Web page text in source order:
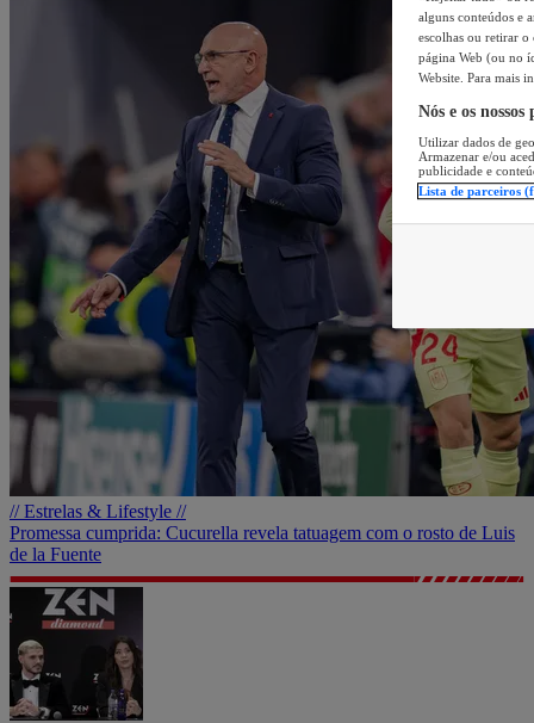
// Estrelas & Lifestyle //
Promessa cumprida: Cucurella revela tatuagem com o rosto de Luis
de la Fuente
alguns conteúdos e
escolhas ou retirar
página Web (ou no
Website. Para mais
Nós e os
Utilizar dados de
Armazenar e/ou
publicidade e
Lista de parceiros